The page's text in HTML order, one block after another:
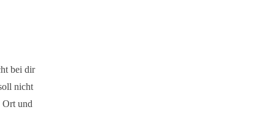
bei dir
nicht
Ort und